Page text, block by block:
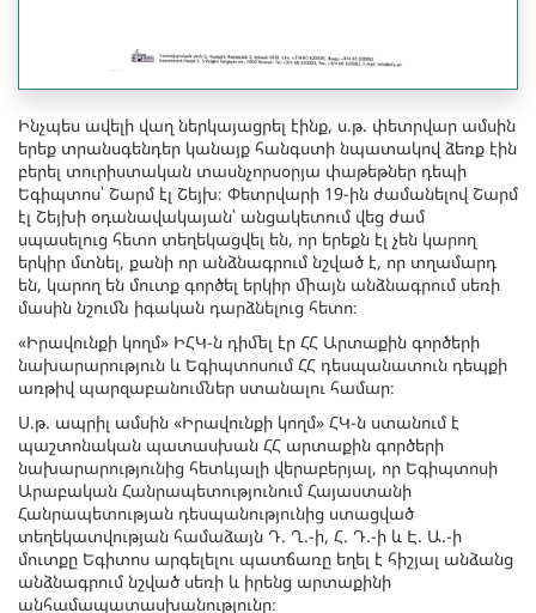
Ինչպես ավելի վաղ ներկայացրել էինք, ս.թ. փետրվար ամսին
երեք տրանսգենդեր կանայք հանգստի նպատակով ձեռք էին
բերել տուրիստական տասնչորսօրյա փաթեթներ դեպի
Եգիպտոս՝ Շարմ էլ Շեյխ։ Փետրվարի 19-ին ժամանելով Շարմ
էլ Շեյխի օդանավակայան՝ անցակետում վեց ժամ
սպասելուց հետո տեղեկացվել են, որ երեքն էլ չեն կարող
երկիր մտնել, քանի որ անձնագրում նշված է, որ տղամարդ
են, կարող են մուտք գործել երկիր միայն անձնագրում սեռի
մասին նշումն իգական դարձնելուց հետո։
«Իրավունքի կողմ» ԻՀԿ-ն դիմել էր ՀՀ Արտաքին գործերի
նախարարություն և Եգիպտոսում ՀՀ դեսպանատուն դեպքի
առթիվ պարզաբանումներ ստանալու համար։
Ս.թ. ապրիլ ամսին «Իրավունքի կողմ» ՀԿ-ն ստանում է
պաշտոնական պատասխան ՀՀ արտաքին գործերի
նախարարությունից հետևյալի վերաբերյալ, որ Եգիպտոսի
Արաբական Հանրապետությունում Հայաստանի
Հանրապետության դեսպանությունից ստացված
տեղեկատվության համաձայն Դ. Ղ.-ի, Հ. Դ.-ի և Է. Ա.-ի
մուտքը Եգիտոս արգելելու պատճառը եղել է հիշյալ անձանց
անձնագրում նշված սեռի և իրենց արտաքինի
անհամապատասխանությունը։